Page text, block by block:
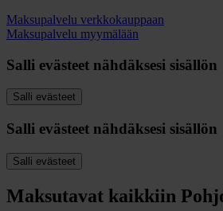
Maksupalvelu verkkokauppaan
Maksupalvelu myymälään
Salli evästeet nähdäksesi sisällön
Salli evästeet
Salli evästeet nähdäksesi sisällön
Salli evästeet
Maksutavat kaikkiin